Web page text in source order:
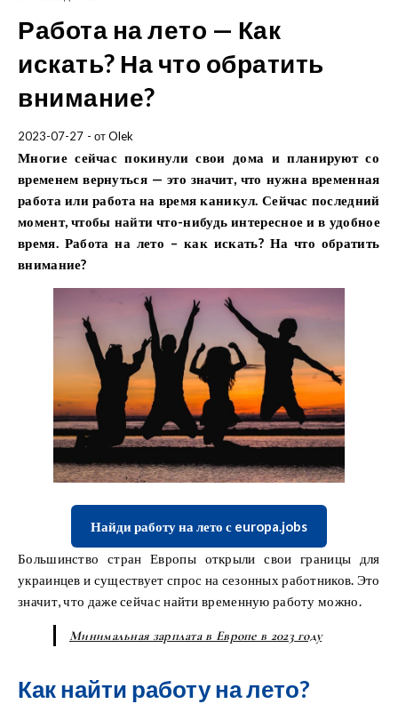
Работа на лето — Как
искать? На что обратить
внимание?
2023-07-27 - отOlek
Многие сейчас покинули свои дома и планируют со
временем вернуться — это значит, что нужна временная
работа или работа на время каникул. Сейчас последний
момент, чтобы найти что-нибудь интересное и в удобное
время. Работа на лето – как искать? На что обратить
внимание?
Найди работу на лето с europa.jobs
Большинство стран Европы открыли свои границы для
украинцев и существует спрос на сезонных работников. Это
значит, что даже сейчас найти временную работу можно.
Минимальная зарплата в Европе в 2023 году
Как найти работу на лето?